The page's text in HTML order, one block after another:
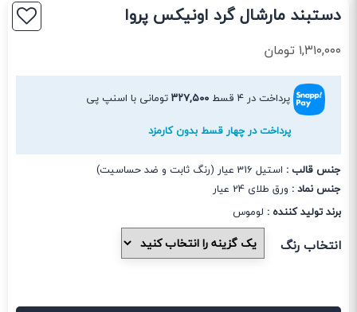
دستبند مارشال گرد اونیکس پروا
۱,۳۱۰,۰۰۰ تومان
پرداخت در ۴ قسط ۳۲۷,۵۰۰تومانی با اسنپ پی
پرداخت در چهار قسط بدون کارمزد
جنس قالب : استیل 316 عیار (رنگ ثابت و ضد حساسیت)
جنس نماد : ورق طلای 24 عیار
برند تولید کننده : لوموس
انتخاب رنگ